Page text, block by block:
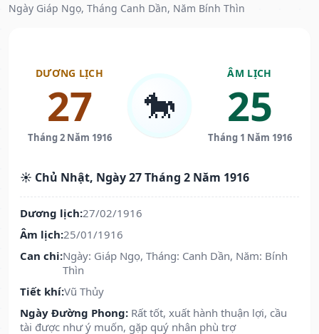
Ngày Giáp Ngọ, Tháng Canh Dần, Năm Bính Thìn
DƯƠNG LỊCH
27
Tháng 2 Năm 1916
🐎
ÂM LỊCH
25
Tháng 1 Năm 1916
☀️ Chủ Nhật, Ngày 27 Tháng 2 Năm 1916
Dương lịch:27/02/1916
Âm lịch:25/01/1916
Can chi:Ngày: Giáp Ngọ, Tháng: Canh Dần, Năm: Bính
Thìn
Tiết khí:Vũ Thủy
Ngày Đường Phong: Rất tốt, xuất hành thuận lợi, cầu
tài được như ý muốn, gặp quý nhân phù trợ